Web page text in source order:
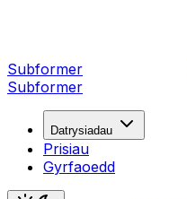
Subformer
Subformer
Datrysiadau
Prisiau
Gyrfaoedd